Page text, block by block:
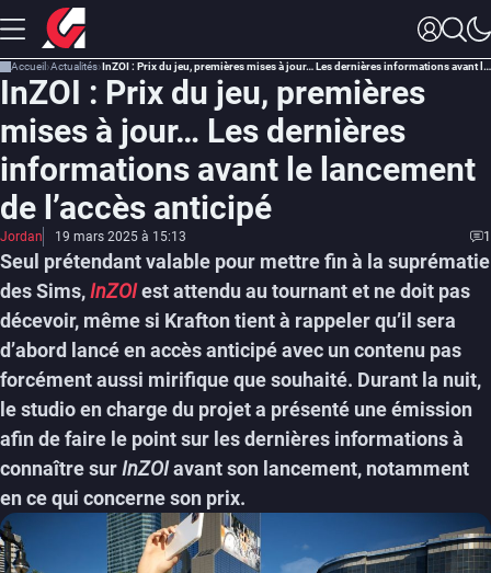
Accueil Actualités InZOI : Prix du jeu, premières mises à jour… Les dernières informations avant le lancement de l’accès anticipé
InZOI : Prix du jeu, premières
mises à jour… Les dernières
informations avant le lancement
de l’accès anticipé
Jordan 19 mars 2025 à 15:13 1
Seul prétendant valable pour mettre fin à la suprématie
des Sims,InZOIest attendu au tournant et ne doit pas
décevoir, même si Krafton tient à rappeler qu’il sera
d’abord lancé en accès anticipé avec un contenu pas
forcément aussi mirifique que souhaité. Durant la nuit,
le studio en charge du projet a présenté une émission
afin de faire le point sur les dernières informations à
connaître surInZOIavant son lancement, notamment
en ce qui concerne son prix.